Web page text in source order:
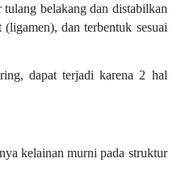
belakang dan distabilkan
dan terbentuk sesuai
dapat terjadi karena 2 hal
kelainan murni pada struktur